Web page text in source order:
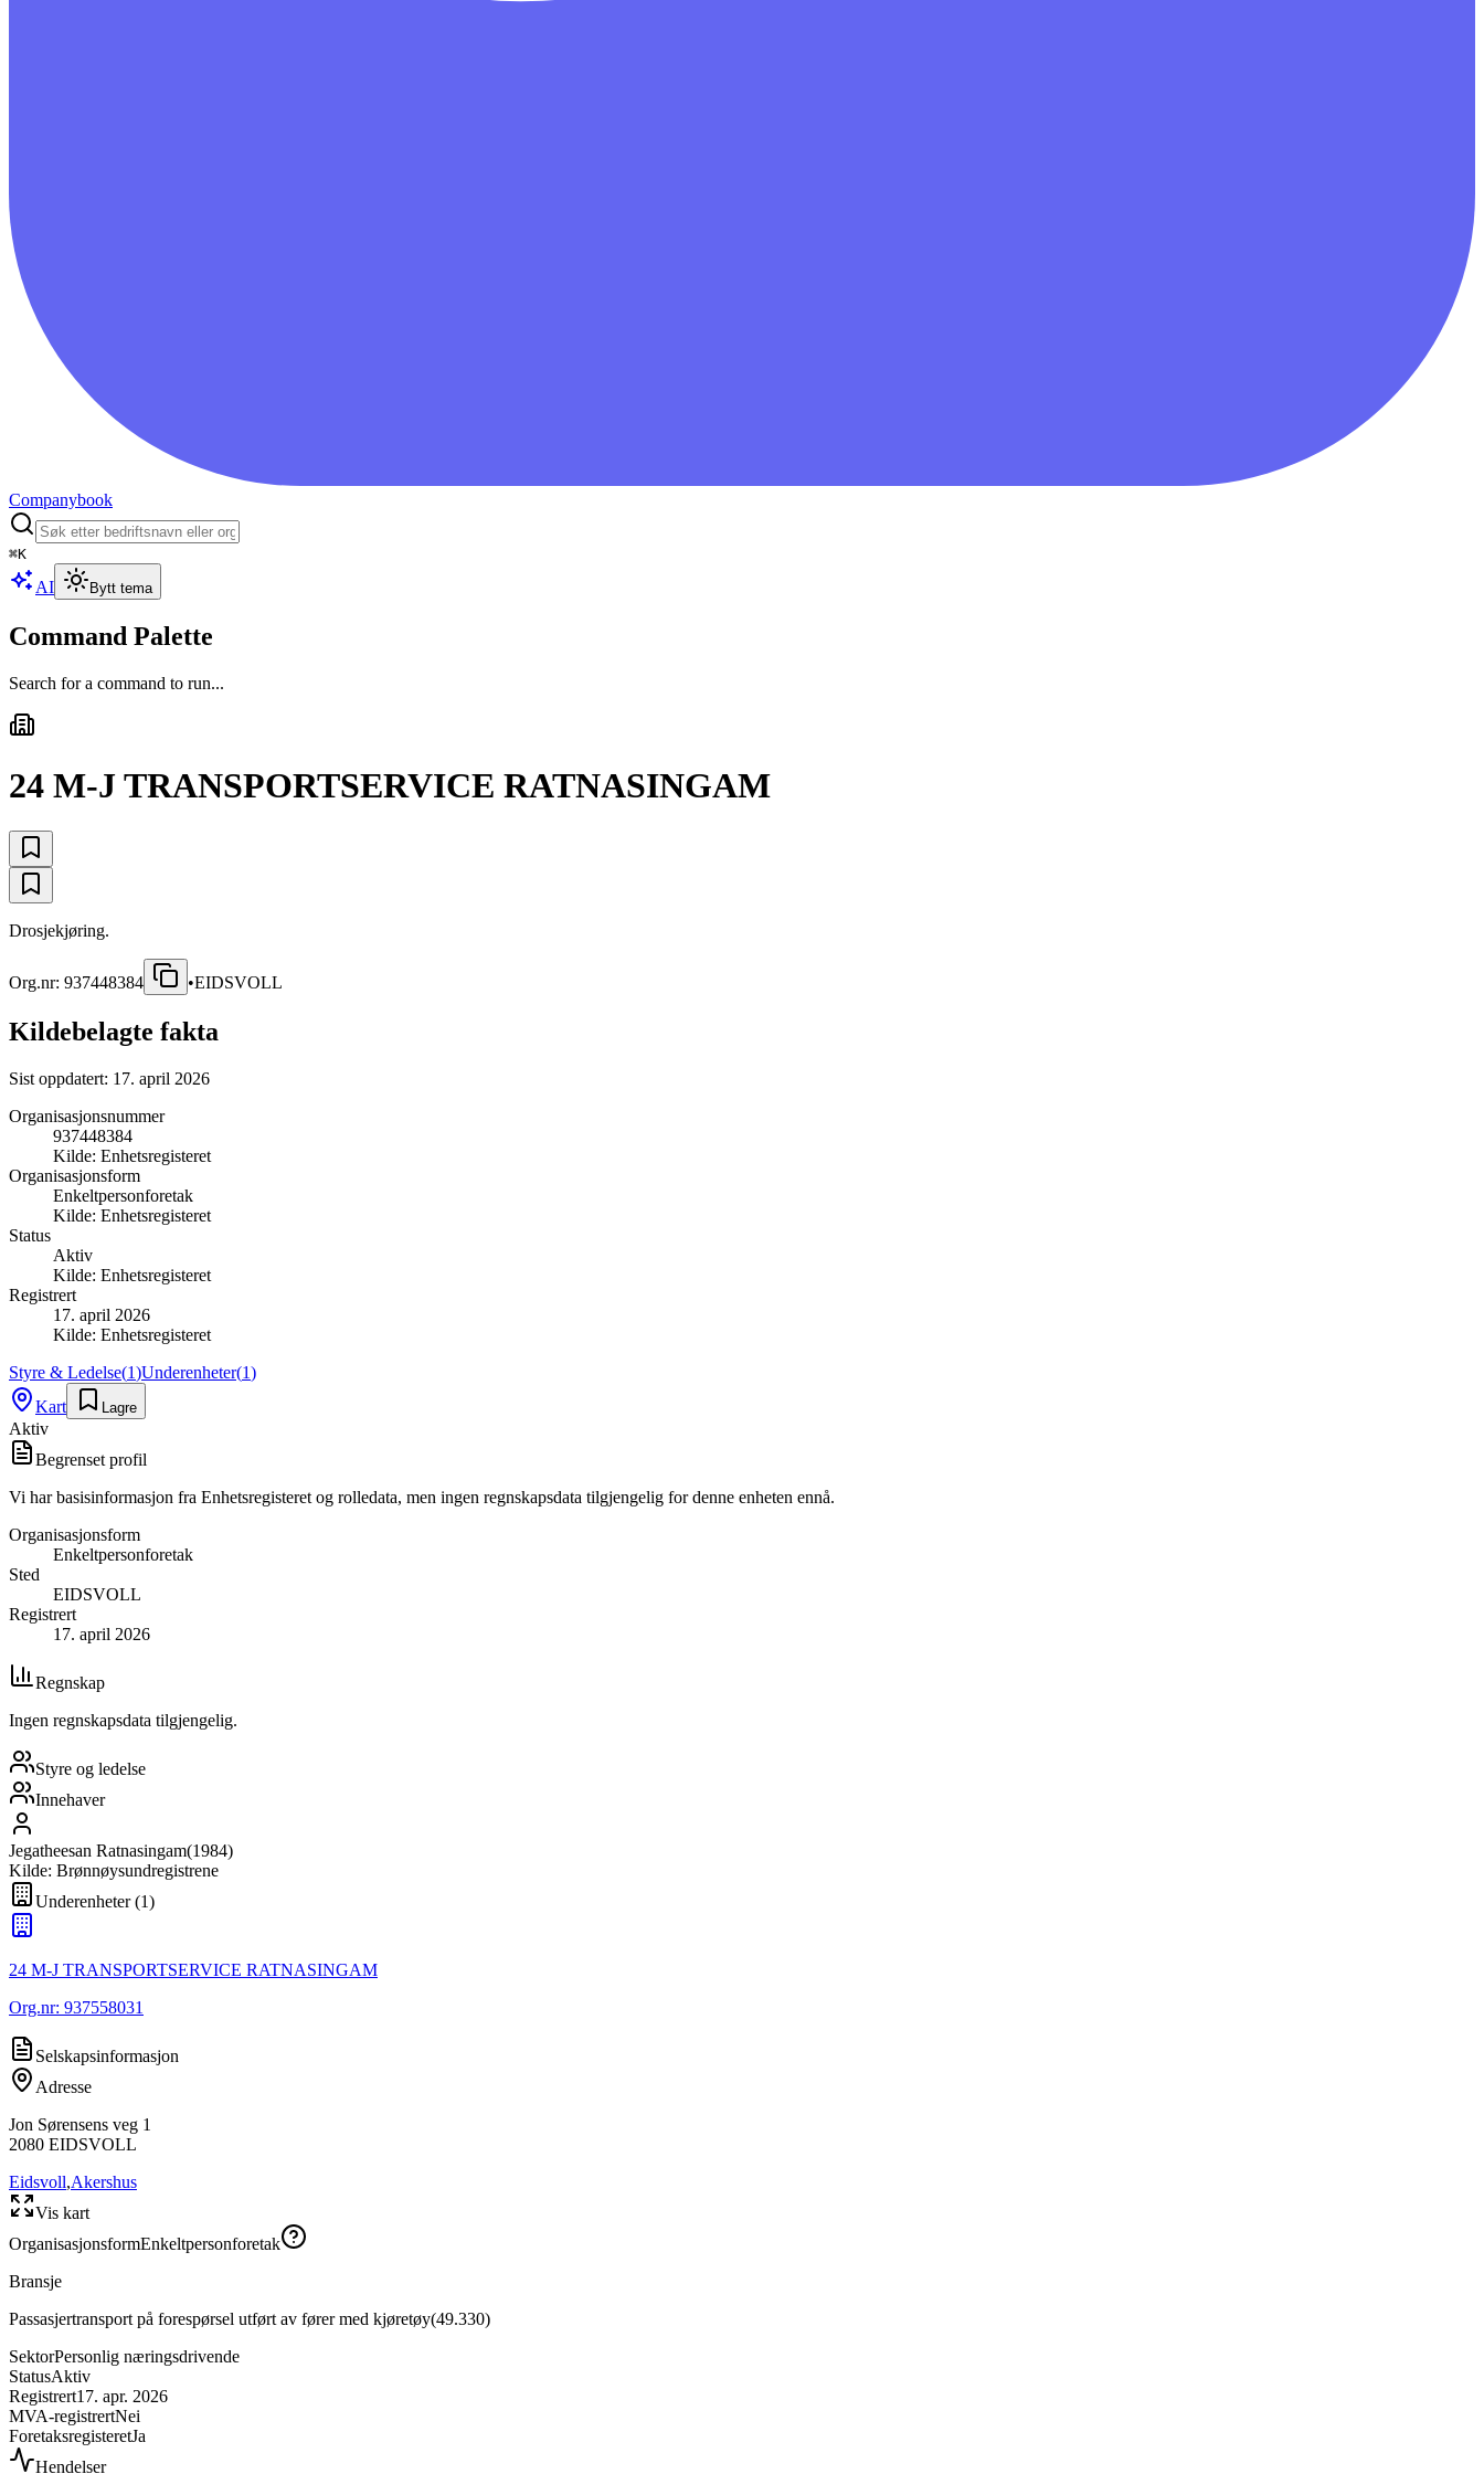
Companybook
⌘K
AI Bytt tema
Command Palette
Search for a command to run...
24 M-J TRANSPORTSERVICE RATNASINGAM
Drosjekjøring.
Org.nr: 937448384 •EIDSVOLL
Kildebelagte fakta
Sist oppdatert: 17. april 2026
Organisasjonsnummer
937448384
Kilde: Enhetsregisteret
Organisasjonsform
Enkeltpersonforetak
Kilde: Enhetsregisteret
Status
Aktiv
Kilde: Enhetsregisteret
Registrert
17. april 2026
Kilde: Enhetsregisteret
Styre & Ledelse(1)Underenheter(1)
Kart
Lagre
Aktiv
Begrenset profil
Vi har basisinformasjon fra Enhetsregisteret og rolledata, men ingen regnskapsdata tilgjengelig for denne enheten ennå.
Organisasjonsform
Enkeltpersonforetak
Sted
EIDSVOLL
Registrert
17. april 2026
Regnskap
Ingen regnskapsdata tilgjengelig.
Styre og ledelse
Innehaver
Jegatheesan Ratnasingam(1984)
Kilde: Brønnøysundregistrene
Underenheter(1)
24 M-J TRANSPORTSERVICE RATNASINGAM
Org.nr: 937558031
Selskapsinformasjon
Adresse
Jon Sørensens veg 1
2080 EIDSVOLL
Eidsvoll,Akershus
Vis kart
OrganisasjonsformEnkeltpersonforetak
Bransje
Passasjertransport på forespørsel utført av fører med kjøretøy(49.330)
SektorPersonlig næringsdrivende
StatusAktiv
Registrert17. apr. 2026
MVA-registrertNei
ForetaksregisteretJa
Hendelser